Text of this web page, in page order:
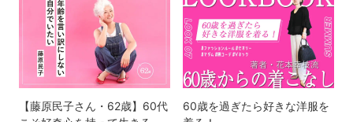
【藤原民子さん・62歳】60代
60歳を過ぎたら好きな洋服を